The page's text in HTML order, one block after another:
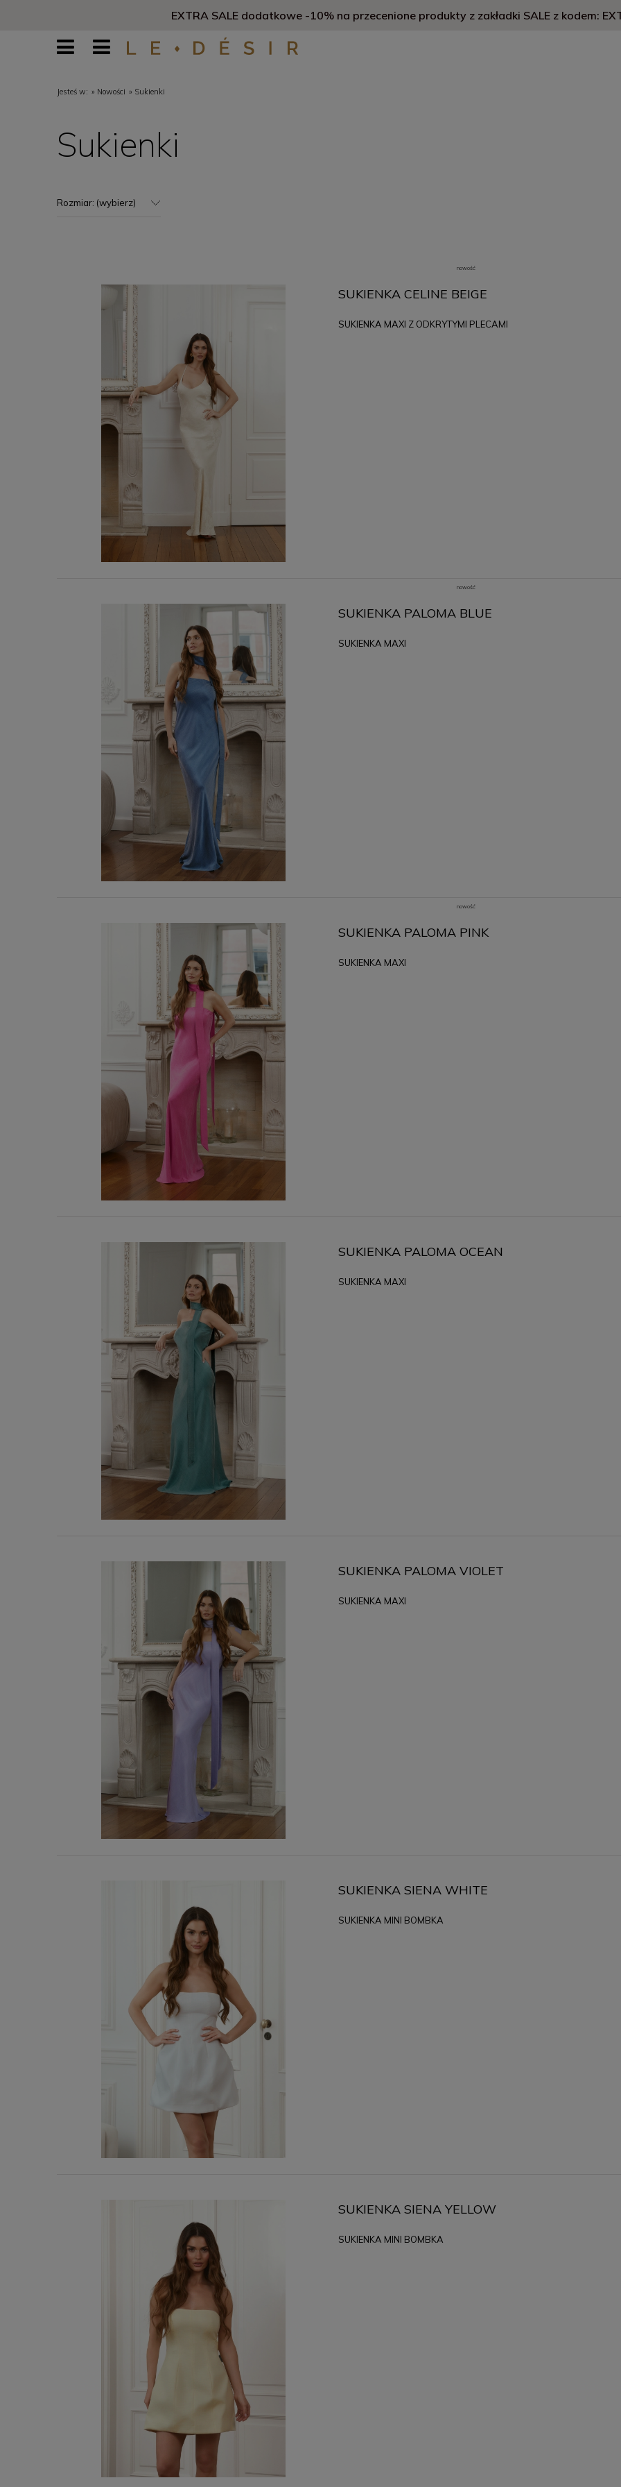
EXTRA SALE dodatkowe -10% na przecenione produkty z zakładki SALE z kodem:
Jesteś w: » Nowości » Sukienki
Sukienki
Rozmiar: (wybierz)
SUKIENKA CELINE BEIGE
SUKIENKA MAXI Z ODKRYTYMI PLECAMI
nowość
SUKIENKA PALOMA BLUE
SUKIENKA MAXI
nowość
SUKIENKA PALOMA PINK
SUKIENKA MAXI
nowość
SUKIENKA PALOMA OCEAN
SUKIENKA MAXI
SUKIENKA PALOMA VIOLET
SUKIENKA MAXI
SUKIENKA SIENA WHITE
SUKIENKA MINI BOMBKA
SUKIENKA SIENA YELLOW
SUKIENKA MINI BOMBKA